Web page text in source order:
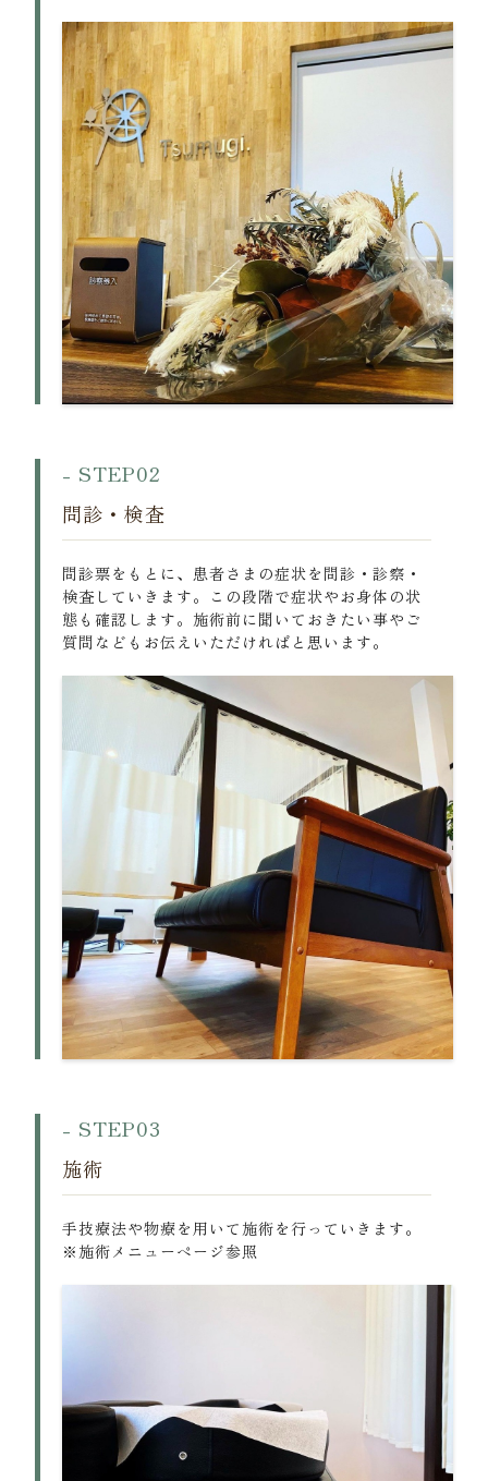
- STEP02
問診・検査
問診票をもとに、患者さまの症状を問診・診察・
検査していきます。この段階で症状やお身体の状
態も確認します。施術前に聞いておきたい事やご
質問などもお伝えいただければと思います。
- STEP03
施術
手技療法や物療を用いて施術を行っていきます。
※施術メニューページ参照
〒675-0064
兵庫県加古川市加古川町溝之口307-2